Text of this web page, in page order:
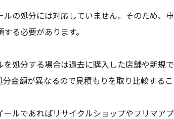
の処分には対応していません。そのため、
る必要があります。
処分する場合は過去に購入した店舗や新規
金額が異なるので見積もりを取り比較するこ
ールであればリサイクルショップやフリマア